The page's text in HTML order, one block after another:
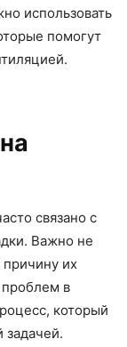
использовать
помогут
связано с
Важно не
причину их
в
который
задачей.